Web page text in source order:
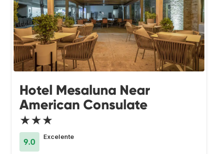
Hotel Mesaluna Near
American Consulate
★★★
9.0
Excelente